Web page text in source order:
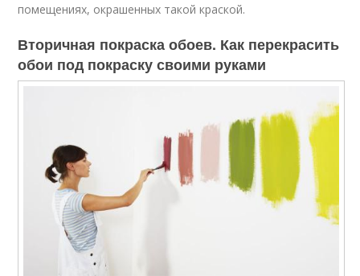
помещениях, окрашенных такой краской.
Вторичная покраска обоев. Как перекрасить
обои под покраску своими руками